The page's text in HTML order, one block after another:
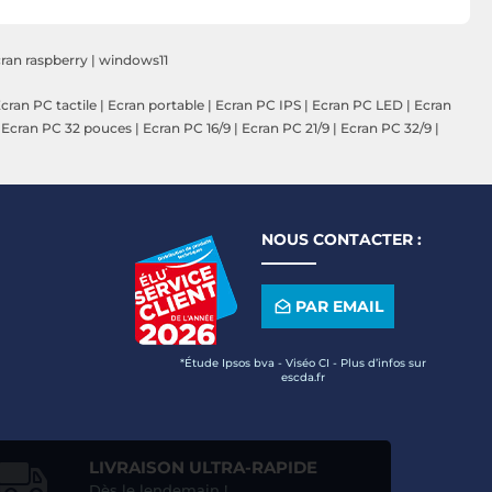
raspberry | windows11
PC tactile | Ecran portable | Ecran PC IPS | Ecran PC LED | Ecran
Ecran PC 32 pouces | Ecran PC 16/9 | Ecran PC 21/9 | Ecran PC 32/9 |
NOUS CONTACTER :
PAR EMAIL
*Étude Ipsos bva - Viséo CI - Plus d’infos sur
escda.fr
LIVRAISON ULTRA-RAPIDE